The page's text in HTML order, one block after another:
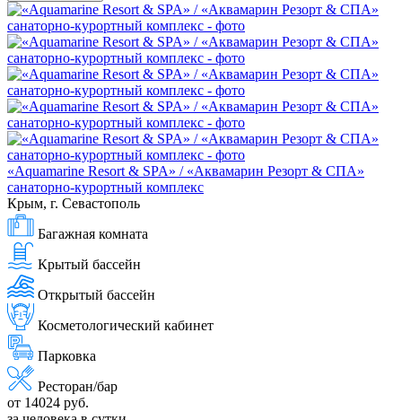
«Aquamarine Resort & SPA» / «Аквамарин Резорт & СПА»
санаторно-курортный комплекс
Крым, г. Севастополь
Багажная комната
Крытый бассейн
Открытый бассейн
Косметологический кабинет
Парковка
Ресторан/бар
от 14024 руб.